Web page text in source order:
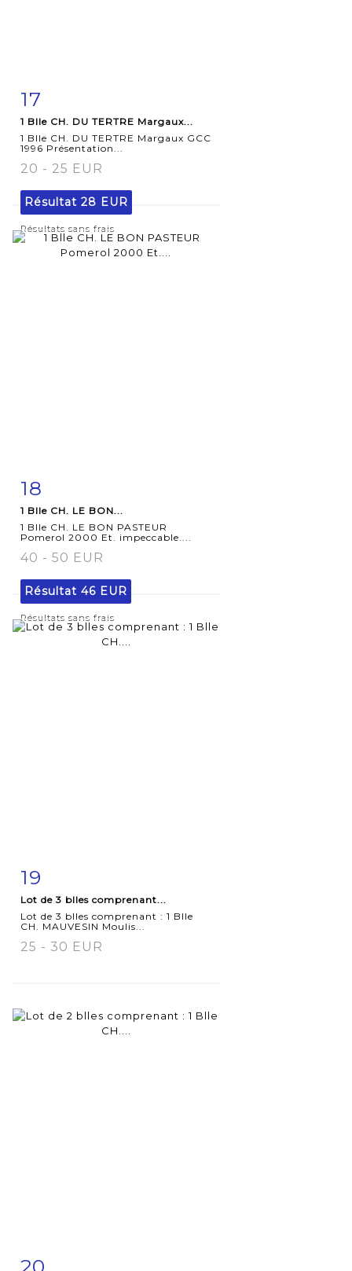
17
1 Blle CH. DU TERTRE Margaux...
1 Blle CH. DU TERTRE Margaux GCC
1996 Présentation...
20 - 25 EUR
Résultat 28 EUR
Résultats sans frais
18
1 Blle CH. LE BON...
1 Blle CH. LE BON PASTEUR
Pomerol 2000 Et. impeccable....
40 - 50 EUR
Résultat 46 EUR
Résultats sans frais
19
Lot de 3 blles comprenant...
Lot de 3 blles comprenant : 1 Blle
CH. MAUVESIN Moulis...
25 - 30 EUR
20